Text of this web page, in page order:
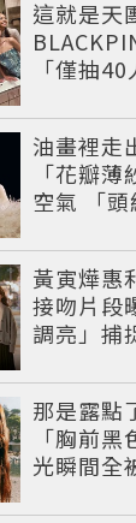
這就是天
「僅抽
油畫裡走
「花瓣
空氣 「
黃寅燁惠
接吻片段
調亮」捕
那是露點
「胸前
光瞬間全